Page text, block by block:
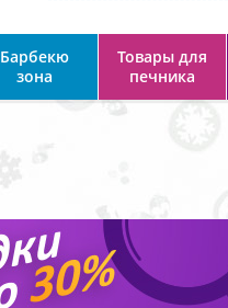
Барбекю
зона
Товары для
печника